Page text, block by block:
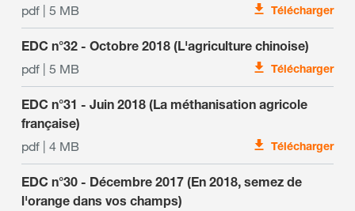
pdf | 5 MB
Télécharger
EDC n°32 - Octobre 2018 (L'agriculture chinoise)
pdf | 5 MB
Télécharger
EDC n°31 - Juin 2018 (La méthanisation agricole
française)
pdf | 4 MB
Télécharger
EDC n°30 - Décembre 2017 (En 2018, semez de
l'orange dans vos champs)